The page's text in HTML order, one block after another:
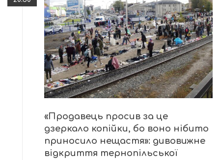
«Продавець просив за це
дзеркало копійки, бо воно нібито
приносило нещастя»: дивовижне
відкриття тернопільської